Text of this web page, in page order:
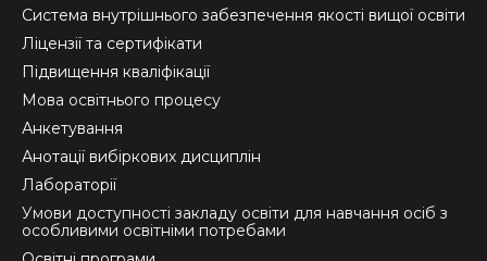
new
window
new
window
new
window
Система внутрішнього забезпечення якості вищої освіти
Ліцензії та сертифікати
Підвищення кваліфікації
Мова освітнього процесу
Анкетування
Анотації вибіркових дисциплін
Лабораторії
Умови доступності закладу освіти для навчання осіб з
особливими освітніми потребами